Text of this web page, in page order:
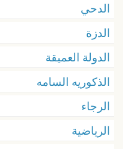
الدحي
الدزة
الدولة العميقة
الذكوريه السامه
الرجاء
الرياضية